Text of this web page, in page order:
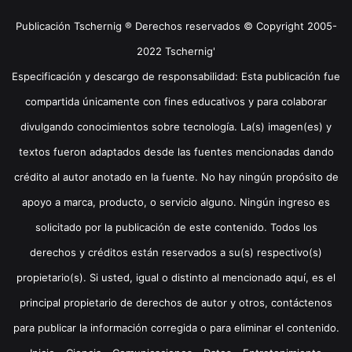
Publicación Tschernig ® Derechos reservados © Copyright 2005-
2022 Tschernig'
Especificación y descargo de responsabilidad: Esta publicación fue
compartida únicamente con fines educativos y para colaborar
divulgando conocimientos sobre tecnología. La(s) imagen(es) y
textos fueron adaptados desde las fuentes mencionadas dando
crédito al autor anotado en la fuente. No hay ningún propósito de
apoyo a marca, producto, o servicio alguno. Ningún ingreso es
solicitado por la publicación de este contenido. Todos los
derechos y créditos están reservados a su(s) respectivo(s)
propietario(s). Si usted, igual o distinto al mencionado aquí, es el
principal propietario de derechos de autor y otros, contáctenos
para publicar la información corregida o para eliminar el contenido.